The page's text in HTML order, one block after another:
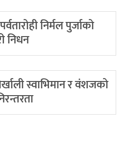
निर्मल पुर्जाको
निधन
स्वाभिमान र वंशजको